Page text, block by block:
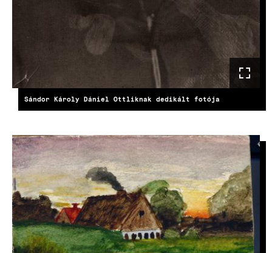
Sándor Károly Dániel Ottliknak dedikált fotója
KÉP